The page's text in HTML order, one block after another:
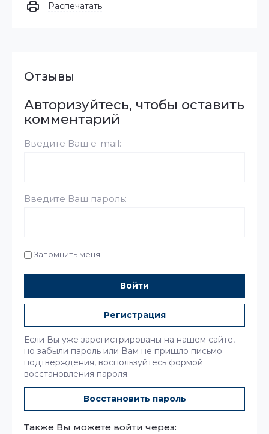
Распечатать
Отзывы
Авторизуйтесь, чтобы оставить
комментарий
Введите Ваш e-mail:
Введите Ваш пароль:
Запомнить меня
Войти
Регистрация
Если Вы уже зарегистрированы на нашем сайте,
но забыли пароль или Вам не пришло письмо
подтверждения, воспользуйтесь формой
восстановления пароля.
Восстановить пароль
Также Вы можете войти через: